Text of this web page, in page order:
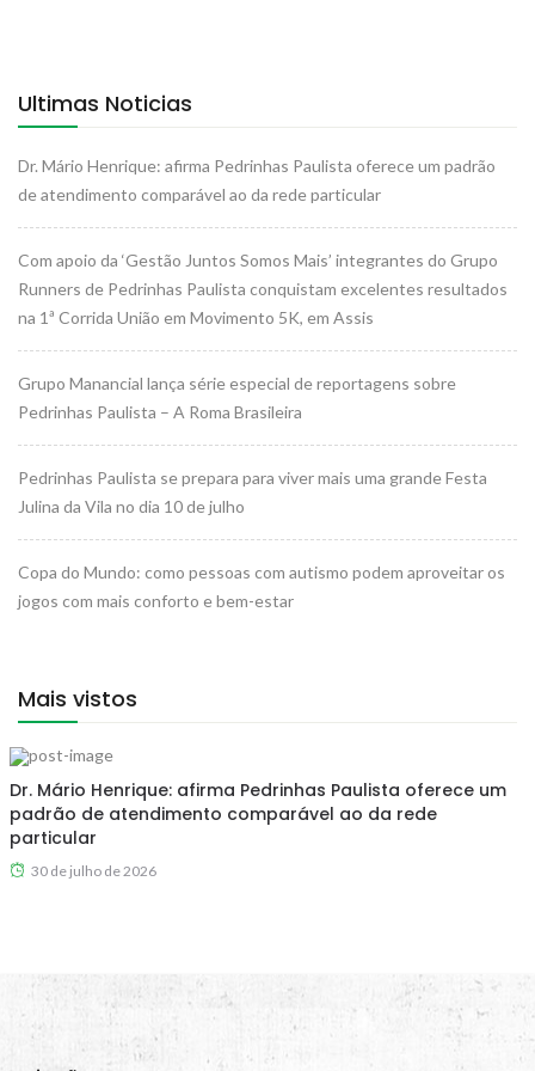
Ultimas Noticias
Dr. Mário Henrique: afirma Pedrinhas Paulista oferece um padrão
de atendimento comparável ao da rede particular
Com apoio da ‘Gestão Juntos Somos Mais’ integrantes do Grupo
Runners de Pedrinhas Paulista conquistam excelentes resultados
na 1ª Corrida União em Movimento 5K, em Assis
Grupo Manancial lança série especial de reportagens sobre
Pedrinhas Paulista – A Roma Brasileira
Pedrinhas Paulista se prepara para viver mais uma grande Festa
Julina da Vila no dia 10 de julho
Copa do Mundo: como pessoas com autismo podem aproveitar os
jogos com mais conforto e bem-estar
Mais vistos
Dr. Mário Henrique: afirma Pedrinhas Paulista oferece um
padrão de atendimento comparável ao da rede
particular
30 de julho de 2026